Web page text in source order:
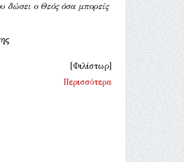
δώσει ο Θεός όσα μπορείς
[Φιλίστωρ]
Περισσότερα